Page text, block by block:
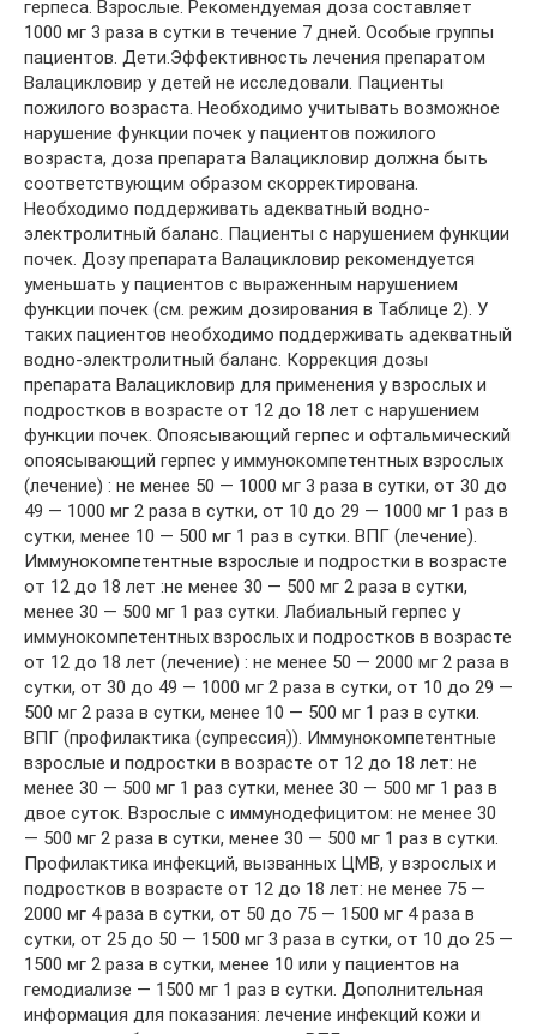
герпеса. Взрослые. Рекомендуемая доза составляет
1000 мг 3 раза в сутки в течение 7 дней. Особые группы
пациентов. Дети.Эффективность лечения препаратом
Валацикловир у детей не исследовали. Пациенты
пожилого возраста. Необходимо учитывать возможное
нарушение функции почек у пациентов пожилого
возраста, доза препарата Валацикловир должна быть
соответствующим образом скорректирована.
Необходимо поддерживать адекватный водно-
электролитный баланс. Пациенты с нарушением функции
почек. Дозу препарата Валацикловир рекомендуется
уменьшать у пациентов с выраженным нарушением
функции почек (см. режим дозирования в Таблице 2). У
таких пациентов необходимо поддерживать адекватный
водно-электролитный баланс. Коррекция дозы
препарата Валацикловир для применения у взрослых и
подростков в возрасте от 12 до 18 лет с нарушением
функции почек. Опоясывающий герпес и офтальмический
опоясывающий герпес у иммунокомпетентных взрослых
(лечение) : не менее 50 — 1000 мг 3 раза в сутки, от 30 до
49 — 1000 мг 2 раза в сутки, от 10 до 29 — 1000 мг 1 раз в
сутки, менее 10 — 500 мг 1 раз в сутки. ВПГ (лечение).
Иммунокомпетентные взрослые и подростки в возрасте
от 12 до 18 лет :не менее 30 — 500 мг 2 раза в сутки,
менее 30 — 500 мг 1 раз сутки. Лабиальный герпес у
иммунокомпетентных взрослых и подростков в возрасте
от 12 до 18 лет (лечение) : не менее 50 — 2000 мг 2 раза в
сутки, от 30 до 49 — 1000 мг 2 раза в сутки, от 10 до 29 —
500 мг 2 раза в сутки, менее 10 — 500 мг 1 раз в сутки.
ВПГ (профилактика (супрессия)). Иммунокомпетентные
взрослые и подростки в возрасте от 12 до 18 лет: не
менее 30 — 500 мг 1 раз сутки, менее 30 — 500 мг 1 раз в
двое суток. Взрослые с иммунодефицитом: не менее 30
— 500 мг 2 раза в сутки, менее 30 — 500 мг 1 раз в сутки.
Профилактика инфекций, вызванных ЦМВ, у взрослых и
подростков в возрасте от 12 до 18 лет: не менее 75 —
2000 мг 4 раза в сутки, от 50 до 75 — 1500 мг 4 раза в
сутки, от 25 до 50 — 1500 мг 3 раза в сутки, от 10 до 25 —
1500 мг 2 раза в сутки, менее 10 или у пациентов на
гемодиализе — 1500 мг 1 раз в сутки. Дополнительная
информация для показания: лечение инфекций кожи и